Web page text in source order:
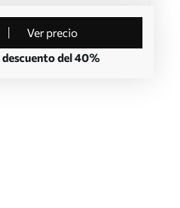
Ver precio
descuento del 40%